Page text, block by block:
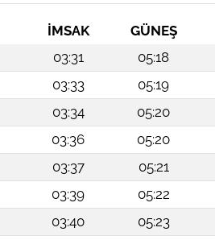
İMSAK GÜNEŞ
03:31 05:18
03:33 05:19
03:34 05:20
03:36 05:20
03:37 05:21
03:39 05:22
03:40 05:23